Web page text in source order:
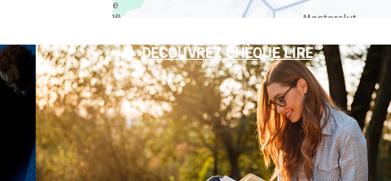
DÉCOUVREZ CHÈQUE LIRE